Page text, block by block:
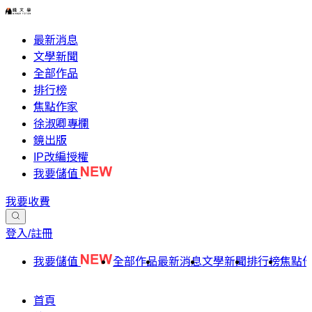
最新消息
文學新聞
全部作品
排行榜
焦點作家
徐淑卿專欄
鏡出版
IP改編授權
我要儲值
我要收費
登入/註冊
我要儲值 全部作品最新消息文學新聞排行榜焦點
首頁